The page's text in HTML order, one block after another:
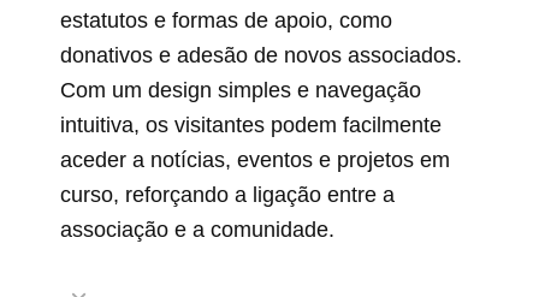
estatutos e formas de apoio, como
donativos e adesão de novos associados.
Com um design simples e navegação
intuitiva, os visitantes podem facilmente
aceder a notícias, eventos e projetos em
curso, reforçando a ligação entre a
associação e a comunidade.​